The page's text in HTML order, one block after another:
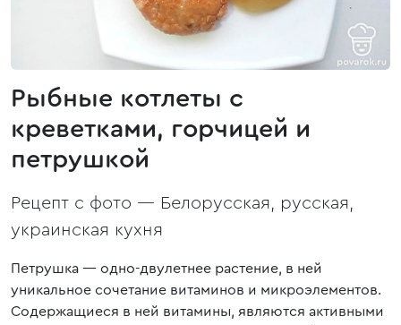
Рыбные котлеты c
креветками, горчицей и
петрушкой
Рецепт с фото — Белорусская, русская,
украинская кухня
Петрушка — одно-двулетнее растение, в ней
уникальное сочетание витаминов и микроэлементов.
Содержащиеся в ней витамины, являются активными